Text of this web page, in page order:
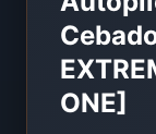
ONE]